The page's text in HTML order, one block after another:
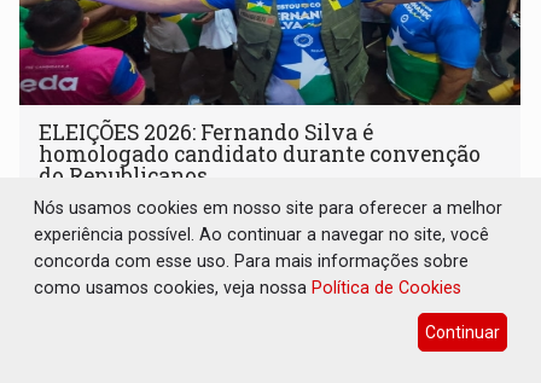
ELEIÇÕES 2026: Fernando Silva é
homologado candidato durante convenção
do Republicanos
Eleições 2026 05 de Agosto de 2026 às 12:01
Apoiadores do vereador lotaram o auditório da Unopar e
marcaram presença no evento que oficializou sua
candidatura para as eleições de 2026
Nós usamos cookies em nosso site para oferecer a melhor
experiência possível. Ao continuar a navegar no site, você
concorda com esse uso. Para mais informações sobre
como usamos cookies, veja nossa Política de Cookies
Continuar